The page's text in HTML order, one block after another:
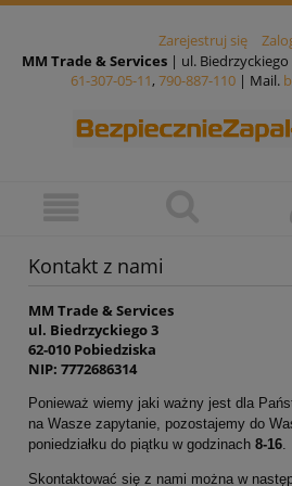
Zarejestruj się
MM Trade & Services | ul.
61-307-05-11, 790-887-110 | Mail.
Kontakt z nami
MM Trade & Services
ul. Biedrzyckiego 3
62-010 Pobiedziska
NIP: 7772686314
Ponieważ wiemy jaki ważny jest dla
na Wasze zapytanie, pozostajemy do
poniedziałku do piątku w godzinach 8-16.
Skontaktować się z nami można w